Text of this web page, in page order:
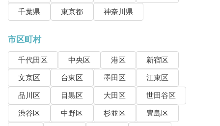
千葉県
東京都 神奈川県
市区町村
千代田区 中央区 港区
新宿区
文京区
台東区 墨田区
江東区
品川区
目黒区 大田区
世田谷区
渋谷区
中野区 杉並区
豊島区